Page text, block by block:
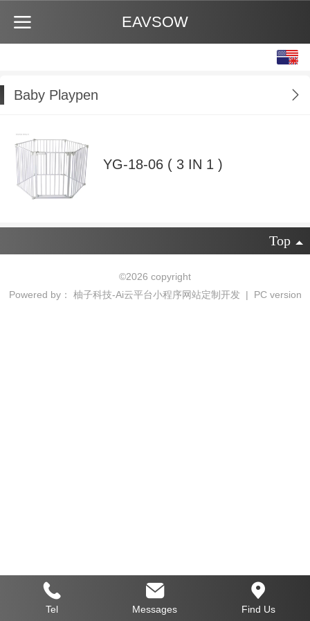
EAVSOW
Baby Playpen
YG-18-06 ( 3 IN 1 )
Top
©2026 copyright
Powered by： 柚子科技-Ai云平台小程序网站定制开发 | PC version
Tel Messages Find Us